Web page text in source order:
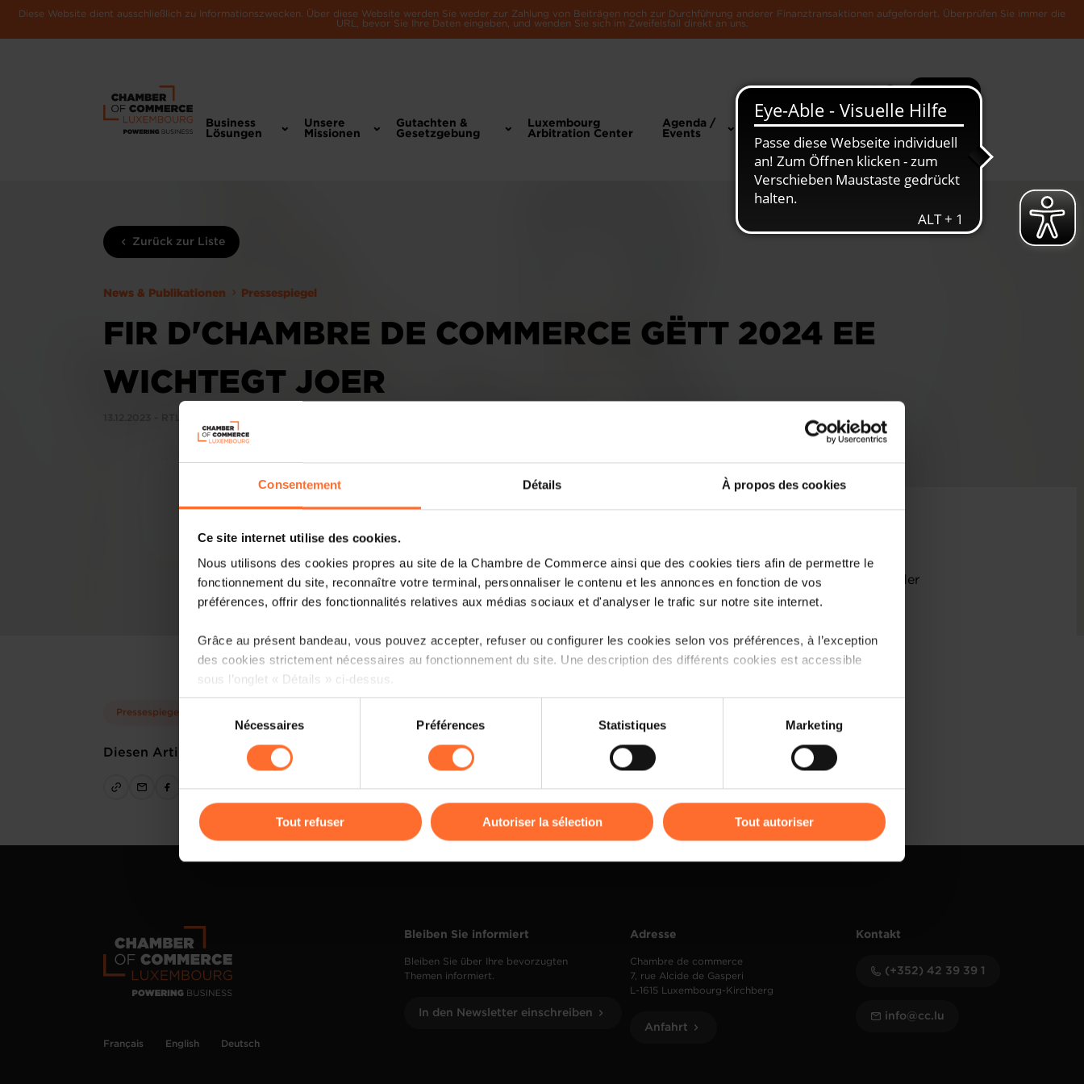
Consentement Détails À propos des cookies
Ce site internet utilise des cookies.
Nous utilisons des cookies propres au site de la Chambre de Commerce ainsi que des cookies tiers afin de permettre le
fonctionnement du site, reconnaître votre terminal, personnaliser le contenu et les annonces en fonction de vos
préférences, offrir des fonctionnalités relatives aux médias sociaux et d'analyser le trafic sur notre site internet.
Grâce au présent bandeau, vous pouvez accepter, refuser ou configurer les cookies selon vos préférences, à l’exception
des cookies strictement nécessaires au fonctionnement du site. Une description des différents cookies est accessible
sous l’onglet « Détails » ci-dessus.
Il est précisé que la navigation sur le site et certaines fonctionnalités (ex : lecture de vidéos, partage sur les réseaux
cas de refus de tous les cookies ou des cookies non nécessaires.
gauche de chaque page.
consentement
Nécessaires Préférences Statistiques Marketing
Tout refuser Autoriser la sélection Tout autoriser
Diese Website dient ausschließlich zu Informationszwecken. Über diese Website werden Sie weder zur Zahlung von Beiträgen noch zur Durchführung anderer Finanztransaktionen aufgefordert. Überprüfen Sie immer die
URL, bevor Sie Ihre Daten eingeben, und wenden Sie sich im Zweifelsfall direkt an uns.
Suche Mehr
Business
Lösungen
Unsere
Missionen
Gutachten &
Gesetzgebung
Luxembourg
Arbitration Center
Agenda /
Events
News &
Die Luxemburger
Zurück zur Liste
News & Publikationen Pressespiegel
FIR D'CHAMBRE DE COMMERCE GËTT 2024 EE
WICHTEGT JOER
Pressespiegel
Diesen Artikel teilen
D'Betriber zielen op d'Politik, well vill Secteuren dach awer éischter
pessimistesch an d'Zukunft kucken, besonnesch am Bau oder nach der
Industrie.Liesen méi .
Français English Deutsch
Bleiben Sie informiert
Bleiben Sie über Ihre bevorzugten
Themen informiert.
In den Newsletter einschreiben
Adresse
Chambre de commerce
7, rue Alcide de Gasperi
L-1615 Luxembourg-Kirchberg
Anfahrt
Kontakt
(+352) 42 39 39 1
info@cc.lu